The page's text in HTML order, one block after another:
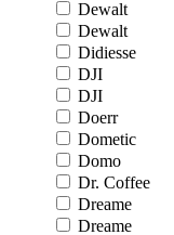
Dewalt
Dewalt
Didiesse
DJI
DJI
Doerr
Dometic
Domo
Dr. Coffee
Dreame
Dreame